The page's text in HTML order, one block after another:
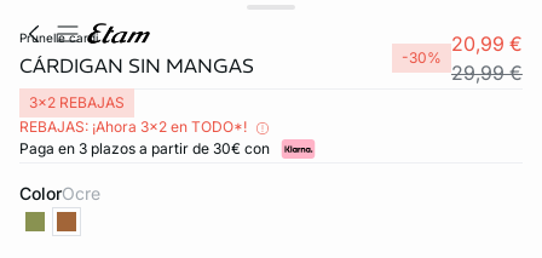
prunelle cardi
CÁRDIGAN SIN MANGAS -30%
20,99 €
29,99 €
3x2 REBAJAS
REBAJAS: ¡Ahora 3x2 en TODO*!
Paga en 3 plazos a partir de 30€ con
Color ocre